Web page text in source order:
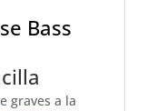
Bass
graves a la